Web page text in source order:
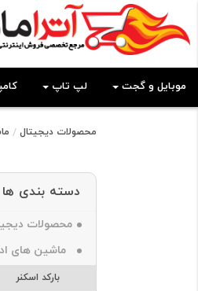
موبایل و گجت لپ تاپ
محصولات دیجیتال
دسته بندی ها
محصولات
ماشین های
بارکد اسکنر